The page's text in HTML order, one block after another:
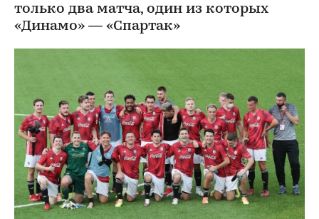
только два матча, один из которых
«Динамо» — «Спартак»